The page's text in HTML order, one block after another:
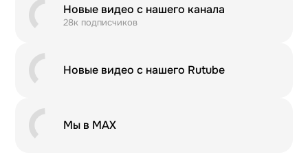
Новые видео с нашего канала
28к подписчиков
Новые видео с нашего Rutube
Мы в MAX